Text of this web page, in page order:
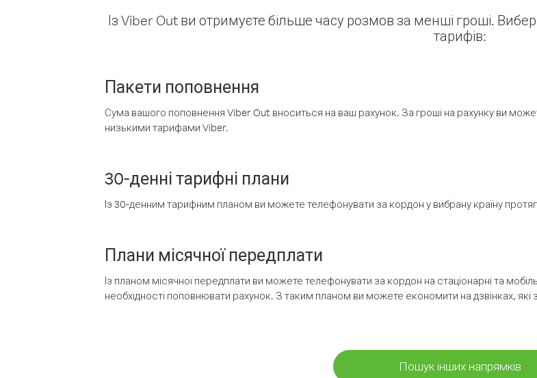
Із Viber Out ви отримуєте більше часу розмов за менші гроші.
тарифів:
Пакети поповнення
Сума вашого поповнення Viber Out вноситься на ваш рахунок. За гроші на рахунку ви
низькими тарифами Viber.
30-денні тарифні плани
Із 30-денним тарифним планом ви можете телефонувати за кордон у вибрану країну
Плани місячної передплати
Із планом місячної передплати ви можете телефонувати за кордон на стаціонарні та
необхідності поповнювати рахунок. З таким планом ви можете економити на дзвінках, які
Пошук інших напрямків